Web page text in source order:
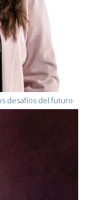
desafíos del futuro